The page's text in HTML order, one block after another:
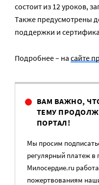
состоит из 12 уроков,
Также предусмотрены
поддержки и
Подробнее – на сайте
ВАМ ВАЖНО,
ТЕМУ
ПОРТАЛ!
Мы просим
регулярный платеж в
Милосердие.ru
пожертвованиям